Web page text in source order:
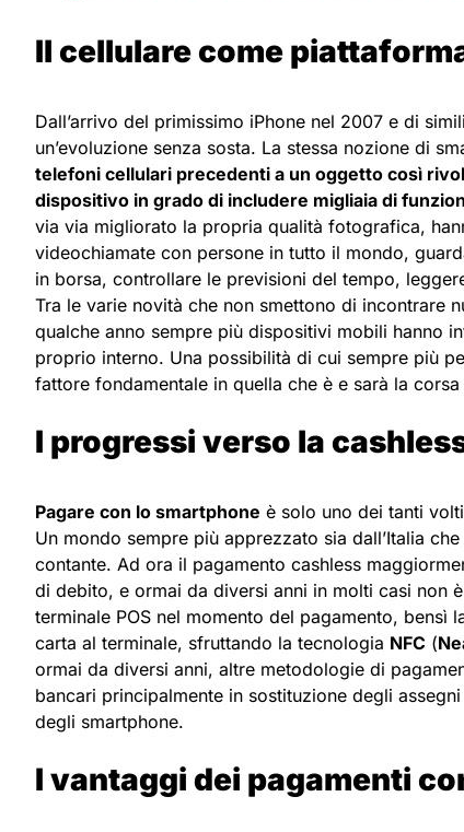
Il cellulare come
Dall’arrivo del primissimo iPhone nel 2007 e di
un’evoluzione senza sosta. La stessa nozione di
telefoni cellulari precedenti a un oggetto così
dispositivo in grado di includere migliaia di
via via migliorato la propria qualità fotografica,
videochiamate con persone in tutto il mondo,
in borsa, controllare le previsioni del tempo,
Tra le varie novità che non smettono di incontrare
qualche anno sempre più dispositivi mobili hanno
proprio interno. Una possibilità di cui sempre più
fattore fondamentale in quella che è e sarà la
I progressi verso la
Pagare con lo smartphone è solo uno dei tanti
Un mondo sempre più apprezzato sia dall’Italia
contante. Ad ora il pagamento cashless
di debito, e ormai da diversi anni in molti casi non
terminale POS nel momento del pagamento, bensì
carta al terminale, sfruttando la tecnologia NFC (
ormai da diversi anni, altre metodologie di
bancari principalmente in sostituzione degli
degli smartphone.
I vantaggi dei pagamenti